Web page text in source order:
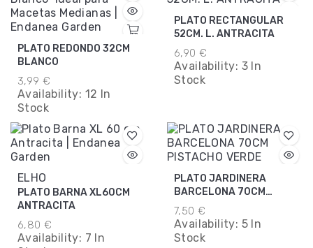
PLATO REDONDO 32CM
BLANCO
3,99 €
Availability: 12 In
Stock
PLATO RECTANGULAR
52CM. L. ANTRACITA
6,90 €
Availability: 3 In
Stock
ELHO
PLATO BARNA XL60CM
ANTRACITA
6,80 €
Availability: 7 In
PLATO JARDINERA
BARCELONA 70CM
PISTACHO VERDE
7,50 €
Availability: 5 In
Stock